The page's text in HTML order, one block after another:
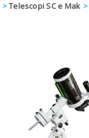
>Telescopi SC e Mak >